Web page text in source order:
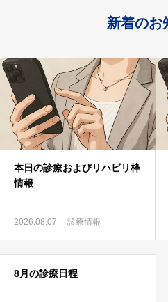
新着のお
本日の診療およびリハビリ枠
情報
2026.08.07 診療情報
8月の診療日程